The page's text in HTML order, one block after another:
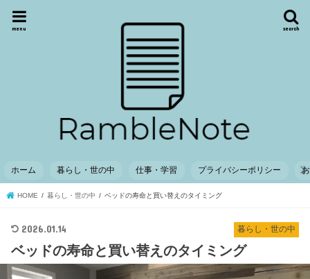
search
menu
ホーム 暮らし・世の中 仕事・学習 プライバシーポリシー
HOME 暮らし・世の中 ベッドの寿命と買い替えのタイミング
暮らし・世の中
2026.01.14
ベッドの寿命と買い替えのタイミング